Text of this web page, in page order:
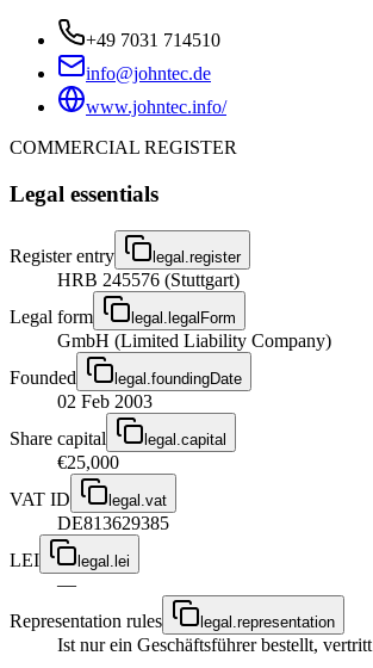
+49 7031 714510
info@johntec.de
www.johntec.info/
COMMERCIAL REGISTER
Legal essentials
Register entry legal.register
HRB 245576 (Stuttgart)
Legal form
legal.legalForm
GmbH (Limited Liability Company)
Founded
legal.foundingDate
02 Feb 2003
Share capital
legal.capital
€25,000
VAT ID
legal.vat
DE813629385
LEI
legal.lei
—
Representation rules
legal.representation
Ist nur ein Geschäftsführer bestellt,